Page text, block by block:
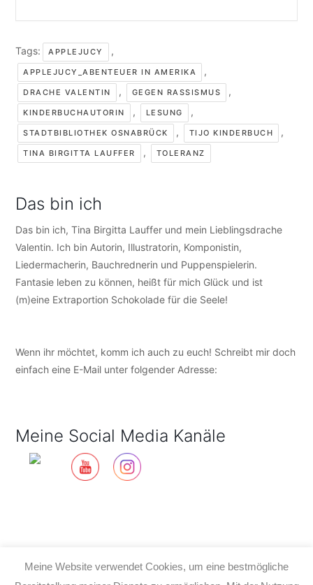
Tags: APPLEJUCY ,
APPLEJUCY_ABENTEUER IN AMERIKA ,
DRACHE VALENTIN , GEGEN RASSISMUS ,
KINDERBUCHAUTORIN , LESUNG ,
STADTBIBLIOTHEK OSNABRÜCK , TIJO KINDERBUCH ,
TINA BIRGITTA LAUFFER , TOLERANZ
Das bin ich
Das bin ich, Tina Birgitta Lauffer und mein Lieblingsdrache
Valentin. Ich bin Autorin, Illustratorin, Komponistin,
Liedermacherin, Bauchrednerin und Puppenspielerin.
Fantasie leben zu können, heißt für mich Glück und ist
(m)eine Extraportion Schokolade für die Seele!
Wenn ihr möchtet, komm ich auch zu euch! Schreibt mir doch
einfach eine E-Mail unter folgender Adresse:
Meine Social Media Kanäle
Meine Website verwendet Cookies, um eine bestmögliche